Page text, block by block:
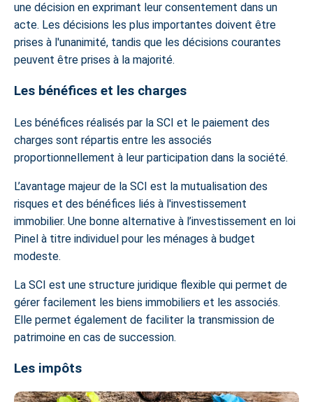
une décision en exprimant leur consentement dans un
acte. Les décisions les plus importantes doivent être
prises à l'unanimité, tandis que les décisions courantes
peuvent être prises à la majorité.
Les bénéfices et les charges
Les bénéfices réalisés par la SCI et le paiement des
charges sont répartis entre les associés
proportionnellement à leur participation dans la société.
L’avantage majeur de la SCI est la mutualisation des
risques et des bénéfices liés à l'investissement
immobilier. Une bonne alternative à l’investissement en loi
Pinel à titre individuel pour les ménages à budget
modeste.
La SCI est une structure juridique flexible qui permet de
gérer facilement les biens immobiliers et les associés.
Elle permet également de faciliter la transmission de
patrimoine en cas de succession.
Les impôts